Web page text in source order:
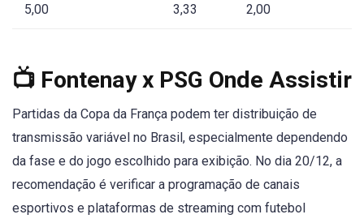
5,00 3,33 2,00
📺 Fontenay x PSG Onde Assistir
Partidas da Copa da França podem ter distribuição de
transmissão variável no Brasil, especialmente dependendo
da fase e do jogo escolhido para exibição. No dia 20/12, a
recomendação é verificar a programação de canais
esportivos e plataformas de streaming com futebol